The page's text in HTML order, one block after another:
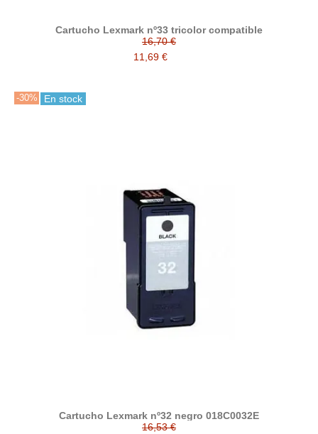
Cartucho Lexmark nº33 tricolor compatible
16,70 €
11,69 €
-30% En stock
Cartucho Lexmark nº32 negro 018C0032E
16,53 €